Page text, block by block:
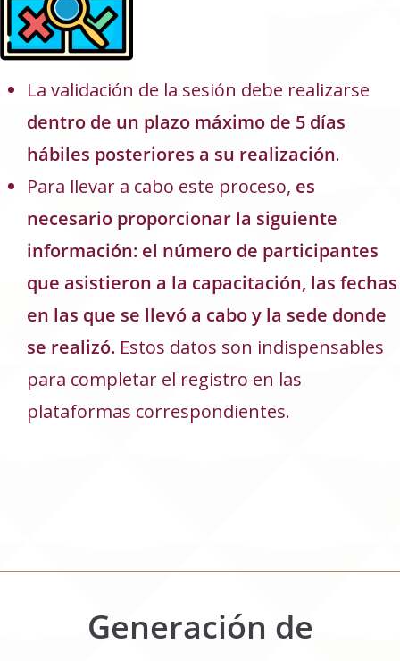
La validación de la sesión debe realizarse
dentro de un plazo máximo de 5 días
hábiles posteriores a su realización.
Para llevar a cabo este proceso, es
necesario proporcionar la siguiente
información: el número de participantes
que asistieron a la capacitación, las fechas
en las que se llevó a cabo y la sede donde
se realizó. Estos datos son indispensables
para completar el registro en las
plataformas correspondientes.
Generación de